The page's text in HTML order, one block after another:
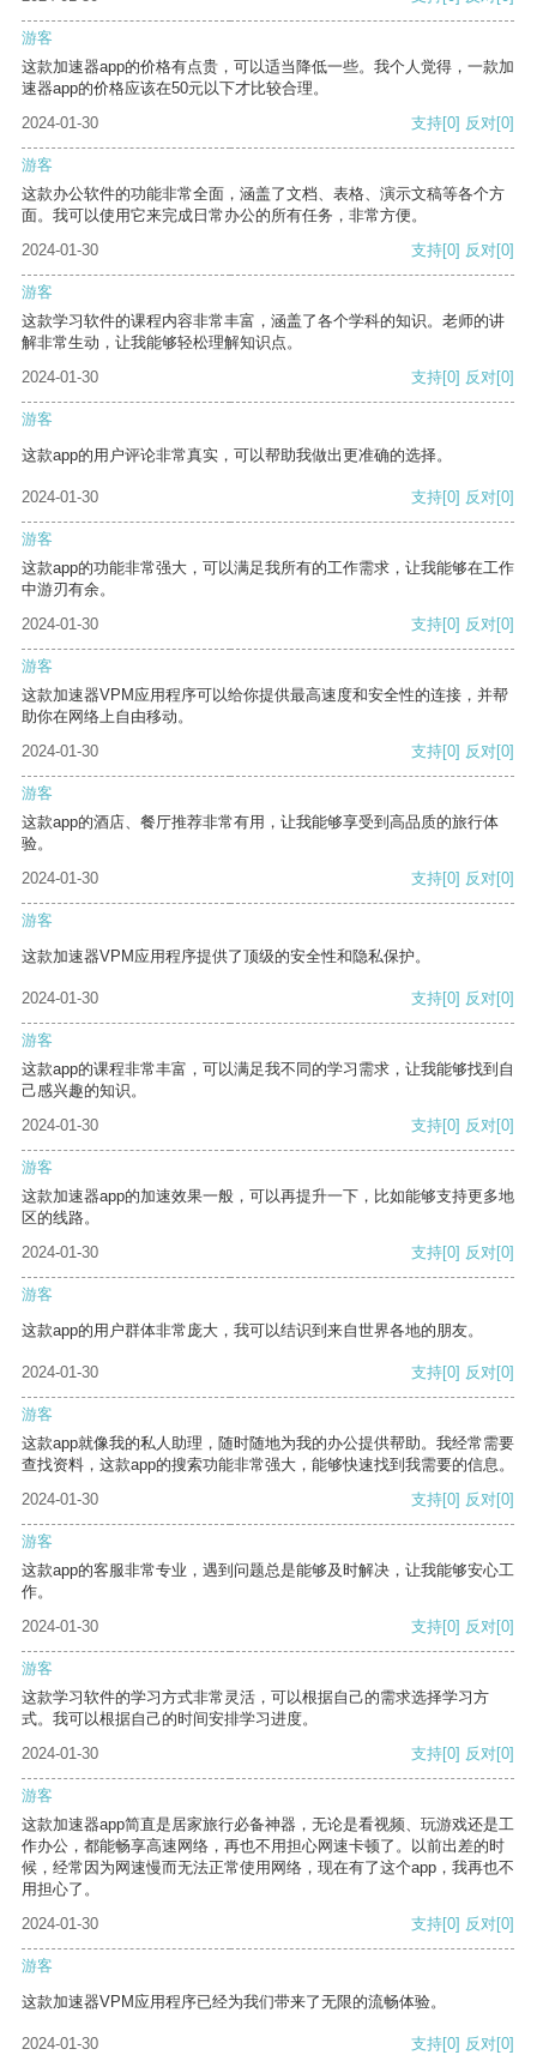
游客
这款加速器app的价格有点贵，可以适当降低一些。我个人觉得，一款加
速器app的价格应该在50元以下才比较合理。
2024-01-30
支持[0] 反对[0]
游客
这款办公软件的功能非常全面，涵盖了文档、表格、演示文稿等各个方
面。我可以使用它来完成日常办公的所有任务，非常方便。
2024-01-30
支持[0] 反对[0]
游客
这款学习软件的课程内容非常丰富，涵盖了各个学科的知识。老师的讲
解非常生动，让我能够轻松理解知识点。
2024-01-30
支持[0] 反对[0]
游客
这款app的用户评论非常真实，可以帮助我做出更准确的选择。
2024-01-30 支持[0] 反对[0]
游客
这款app的功能非常强大，可以满足我所有的工作需求，让我能够在工作
中游刃有余。
2024-01-30
支持[0] 反对[0]
游客
这款加速器VPM应用程序可以给你提供最高速度和安全性的连接，并帮
助你在网络上自由移动。
2024-01-30
支持[0] 反对[0]
游客
这款app的酒店、餐厅推荐非常有用，让我能够享受到高品质的旅行体
验。
2024-01-30
支持[0] 反对[0]
游客
这款加速器VPM应用程序提供了顶级的安全性和隐私保护。
2024-01-30 支持[0] 反对[0]
游客
这款app的课程非常丰富，可以满足我不同的学习需求，让我能够找到自
己感兴趣的知识。
2024-01-30
支持[0] 反对[0]
游客
这款加速器app的加速效果一般，可以再提升一下，比如能够支持更多地
区的线路。
2024-01-30
支持[0] 反对[0]
游客
这款app的用户群体非常庞大，我可以结识到来自世界各地的朋友。
2024-01-30 支持[0] 反对[0]
游客
这款app就像我的私人助理，随时随地为我的办公提供帮助。我经常需要
查找资料，这款app的搜索功能非常强大，能够快速找到我需要的信息。
2024-01-30
支持[0] 反对[0]
游客
这款app的客服非常专业，遇到问题总是能够及时解决，让我能够安心工
作。
2024-01-30
支持[0] 反对[0]
游客
这款学习软件的学习方式非常灵活，可以根据自己的需求选择学习方
式。我可以根据自己的时间安排学习进度。
2024-01-30
支持[0] 反对[0]
游客
这款加速器app简直是居家旅行必备神器，无论是看视频、玩游戏还是工
作办公，都能畅享高速网络，再也不用担心网速卡顿了。以前出差的时
候，经常因为网速慢而无法正常使用网络，现在有了这个app，我再也不
用担心了。
2024-01-30
支持[0] 反对[0]
游客
这款加速器VPM应用程序已经为我们带来了无限的流畅体验。
2024-01-30 支持[0] 反对[0]